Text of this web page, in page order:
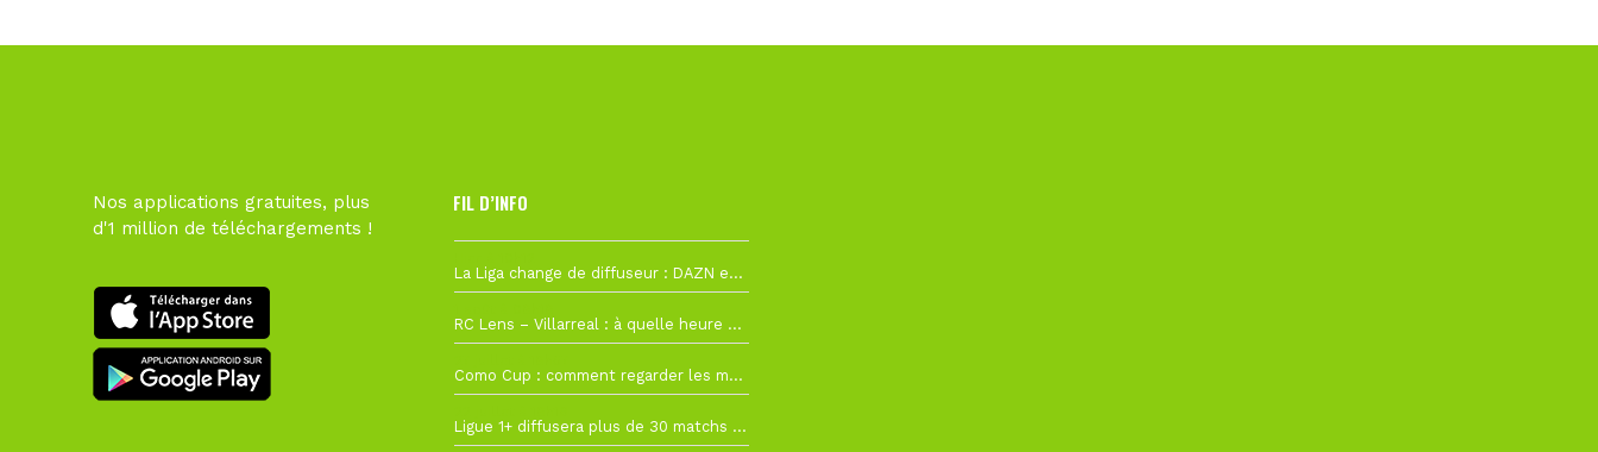
Nos applications gratuites, plus
d'1 million de téléchargements !
FIL D’INFO
La Liga change de diffuseur : DAZN et Disney+ remplacent beIN Sports !
RC Lens – Villarreal : à quelle heure et sur quelle chaîne voir la finale de la Como Cup ?
Como Cup : comment regarder les matchs du RC Lens en direct ?
Ligue 1+ diffusera plus de 30 matchs amicaux avant la reprise de la Ligue 1